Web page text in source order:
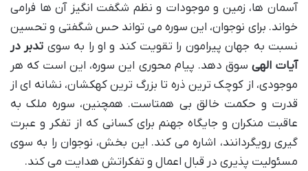
آسمان ها، زمین و موجودات و نظم شگفت انگیز آن ها فرامی
خواند. برای نوجوان، این سوره می تواند حس شگفتی و تحسین
نسبت به جهان پیرامون را تقویت کند و او را به سوی تدبر در
آیات الهی سوق دهد. پیام محوری این سوره، این است که هر
موجودی، از کوچک ترین ذره تا بزرگ ترین کهکشان، نشانه ای از
قدرت و حکمت خالق بی همتاست. همچنین، سوره ملک به
عاقبت منکران و جایگاه جهنم برای کسانی که از تفکر و عبرت
گیری رویگردانند، اشاره می کند. این بخش، نوجوان را به سوی
مسئولیت پذیری در قبال اعمال و تفکراتش هدایت می کند.